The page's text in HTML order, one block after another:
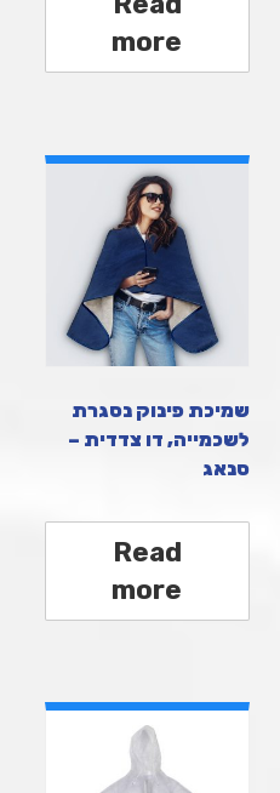
more
שמיכת פינוק נסגרת
לשכמייה, דו צדדית –
סנאג
Read
more